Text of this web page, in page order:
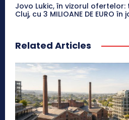
Jovo Lukic, în vizorul
Cluj, cu 3 MILIOANE DE EURO în
Related Articles